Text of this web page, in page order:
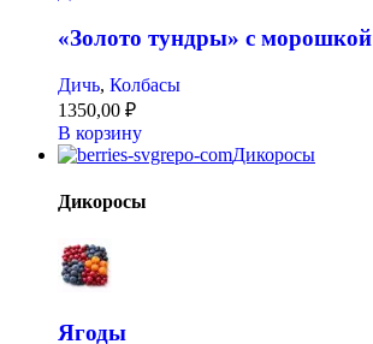
«Золото тундры» с морошкой
Дичь, Колбасы
1350,00 ₽
В корзину
Дикоросы
Дикоросы
Ягоды